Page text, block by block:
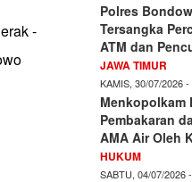
-
Polres
Tersangka
ATM dan
JAWA TIMUR
KAMIS, 30/07/2026 -
Menkopolkam
Pembakaran
AMA Air Oleh
HUKUM
SABTU, 04/07/2026